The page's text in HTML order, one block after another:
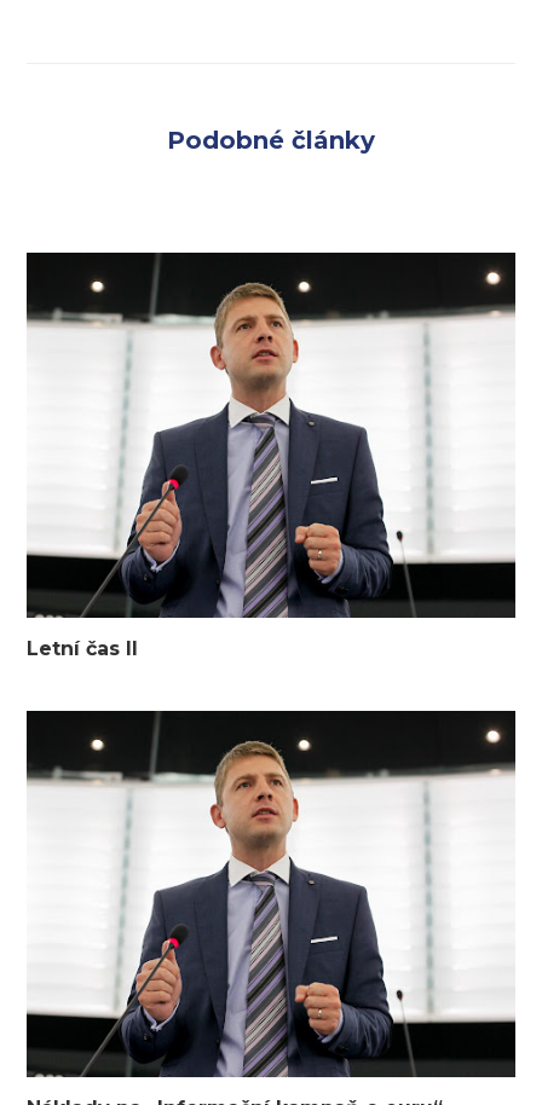
Podobné články
Letní čas II